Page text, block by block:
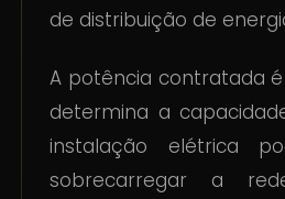
de distribuição de
A potência contratada
determina a
instalação elétrica
sobrecarregar a